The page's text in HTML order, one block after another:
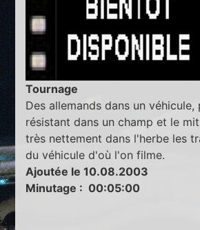
Tournage
Des allemands dans un véhicule,
résistant dans un champ et le
très nettement dans l'herbe les
du véhicule d'où l'on filme.
Ajoutée le 10.08.2003
Minutage : 00:05:00